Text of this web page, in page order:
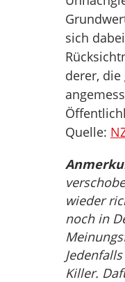
sich
derer,
Quelle:
wieder
noch in
Killer.